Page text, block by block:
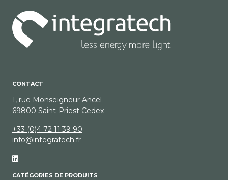
CONTACT
1, rue Monseigneur Ancel
69800 Saint-Priest Cedex
+33 (0)4 72 11 39 90
info@integratech.fr
CATÉGORIES DE PRODUITS